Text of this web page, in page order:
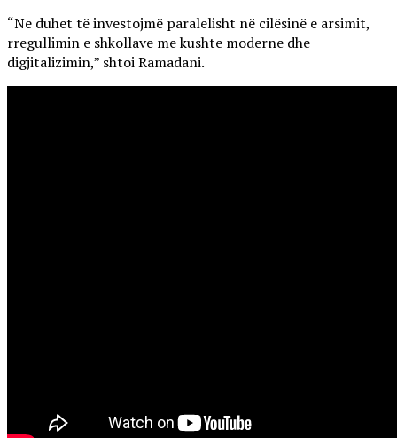
“Ne duhet të investojmë paralelisht në cilësinë e arsimit,
rregullimin e shkollave me kushte moderne dhe
digjitalizimin,” shtoi Ramadani.